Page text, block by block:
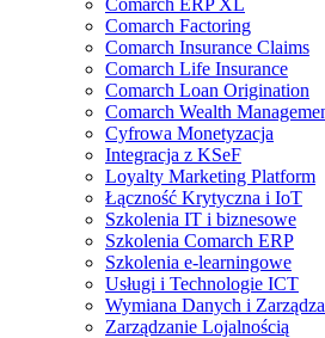
Comarch ERP XL
Comarch Factoring
Comarch Insurance Claims
Comarch Life Insurance
Comarch Loan Origination
Comarch Wealth
Cyfrowa Monetyzacja
Integracja z KSeF
Loyalty Marketing Platform
Łączność Krytyczna i IoT
Szkolenia IT i biznesowe
Szkolenia Comarch ERP
Szkolenia e-learningowe
Usługi i Technologie ICT
Wymiana Danych i
Zarządzanie Lojalnością